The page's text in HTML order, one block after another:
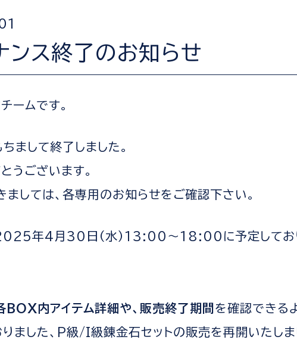
ス終了のお知らせ
ムです。
まして終了しました。
うございます。
ましては、各専用のお知らせをご確認下さい。
2025年4月30日（水）13:00～18:00に予定してお
BOX内アイテム詳細や、販売終了期間 を確認できる
ました、P級/I級錬金石セットの販売を再開いたしま